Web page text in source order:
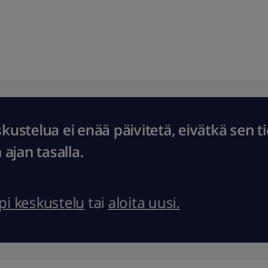
ei enää päivitetä, eivätkä sen
tasalla.
keskustelu tai aloita uusi.